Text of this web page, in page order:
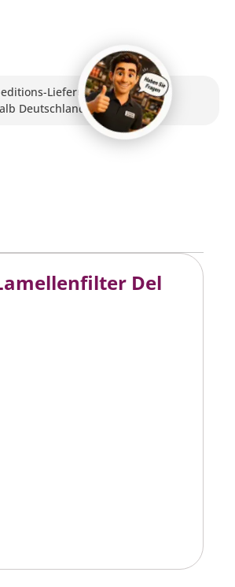
Lieferung
Deutschlands
Del